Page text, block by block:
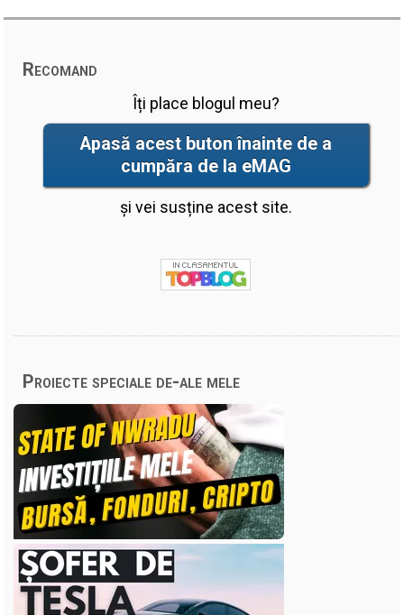
Recomand
Îți place blogul meu?
Apasă acest buton înainte de a
cumpăra de la eMAG
și vei susține acest site.
Proiecte speciale de-ale mele